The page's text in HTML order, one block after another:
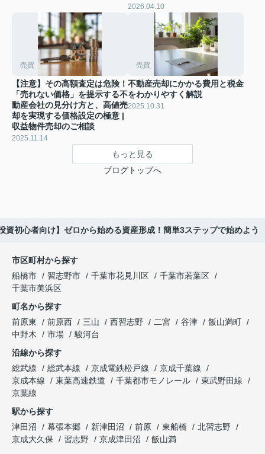
2026.04.10
売買
【注意】その高額査定は危険！
「売れない価格」を提示する不
動産会社の見分け方と、高値売
却を実現する価格設定の極意 |
収益物件売却のご相談
2025.11.14
売買
不動産売却にかかる費用と税金
をわかりやすく解説
2025.10.31
もっと見る
ブログトップへ
資初心者向け】ゼロから始める資産形成！簡単3ステップで始めよう
市区町村から探す
船橋市
習志野市 千葉市花見川区
千葉市若葉区
千葉市美浜区
町名から探す
前原東
前原西 三山 西習志野 二宮 谷津
飯山満町
中野木
市場
駿河台
沿線から探す
総武線
総武本線 京成電鉄松戸線
京成千葉線
京成本線
東葉高速鉄道 千葉都市モノレール
東武野田線
京葉線
駅から探す
津田沼
幕張本郷 新津田沼 前原 東船橋
北習志野
京成大久保
習志野 京成津田沼 飯山満